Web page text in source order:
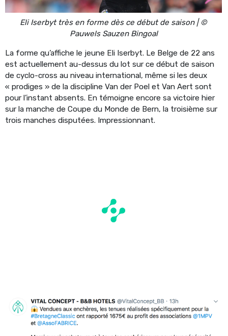
Eli Iserbyt très en forme dès ce début de saison | ©
Pauwels Sauzen Bingoal
La forme qu’affiche le jeune Eli Iserbyt. Le Belge de 22 ans
est actuellement au-dessus du lot sur ce début de saison
de cyclo-cross au niveau international, même si les deux
« prodiges » de la discipline Van der Poel et Van Aert sont
pour l’instant absents. En témoigne encore sa victoire hier
sur la manche de Coupe du Monde de Bern, la troisième sur
trois manches disputées. Impressionnant.